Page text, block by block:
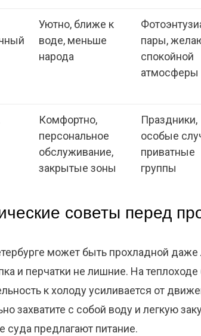
Уютно, ближе к
воде, меньше
народа
пары,
спокойной
атмосферы
Комфортно,
персональное
обслуживание,
закрытые зоны
Праздники,
особые
приватные
группы
советы перед
может быть прохладной даже
и перчатки не лишние. На теплоходе
к холоду усиливается от
захватите с собой воду и легкую
суда предлагают питание.